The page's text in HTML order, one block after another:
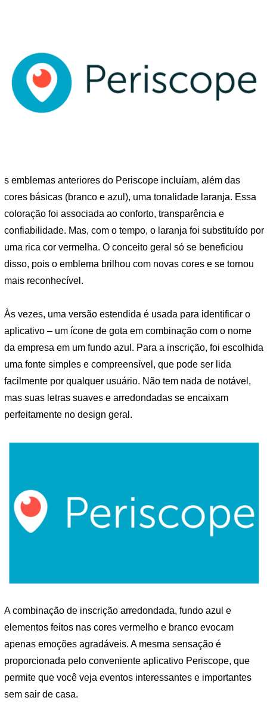
s emblemas anteriores do Periscope incluíam, além das
cores básicas (branco e azul), uma tonalidade laranja. Essa
coloração foi associada ao conforto, transparência e
confiabilidade. Mas, com o tempo, o laranja foi substituído por
uma rica cor vermelha. O conceito geral só se beneficiou
disso, pois o emblema brilhou com novas cores e se tornou
mais reconhecível.
Às vezes, uma versão estendida é usada para identificar o
aplicativo – um ícone de gota em combinação com o nome
da empresa em um fundo azul. Para a inscrição, foi escolhida
uma fonte simples e compreensível, que pode ser lida
facilmente por qualquer usuário. Não tem nada de notável,
mas suas letras suaves e arredondadas se encaixam
perfeitamente no design geral.
A combinação de inscrição arredondada, fundo azul e
elementos feitos nas cores vermelho e branco evocam
apenas emoções agradáveis. A mesma sensação é
proporcionada pelo conveniente aplicativo Periscope, que
permite que você veja eventos interessantes e importantes
sem sair de casa.